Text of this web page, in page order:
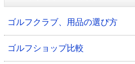
ゴルフクラブ、用品の選び方
ゴルフショップ比較